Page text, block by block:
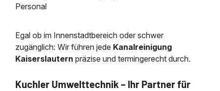
Personal
Egal ob im Innenstadtbereich oder schwer
zugänglich: Wir führen jede Kanalreinigung
Kaiserslautern präzise und termingerecht durch.
Kuchler Umwelttechnik – Ihr Partner für